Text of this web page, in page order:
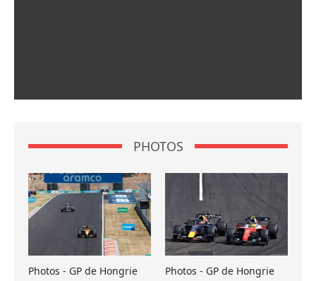
PHOTOS
Photos - GP de Hongrie
Photos - GP de Hongrie